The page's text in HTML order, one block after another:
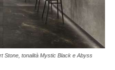
Stone, tonalità Mystic Black e Abyss